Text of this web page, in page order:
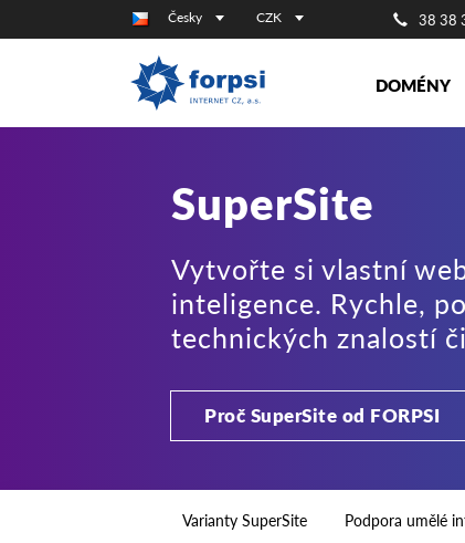
SuperSite
Vytvořte si vlastní
inteligence. Rychle,
technických znalostí
Proč SuperSite od FORPSI
Varianty SuperSite Podpora umělé
Česky CZK 38 38
DOMÉNY